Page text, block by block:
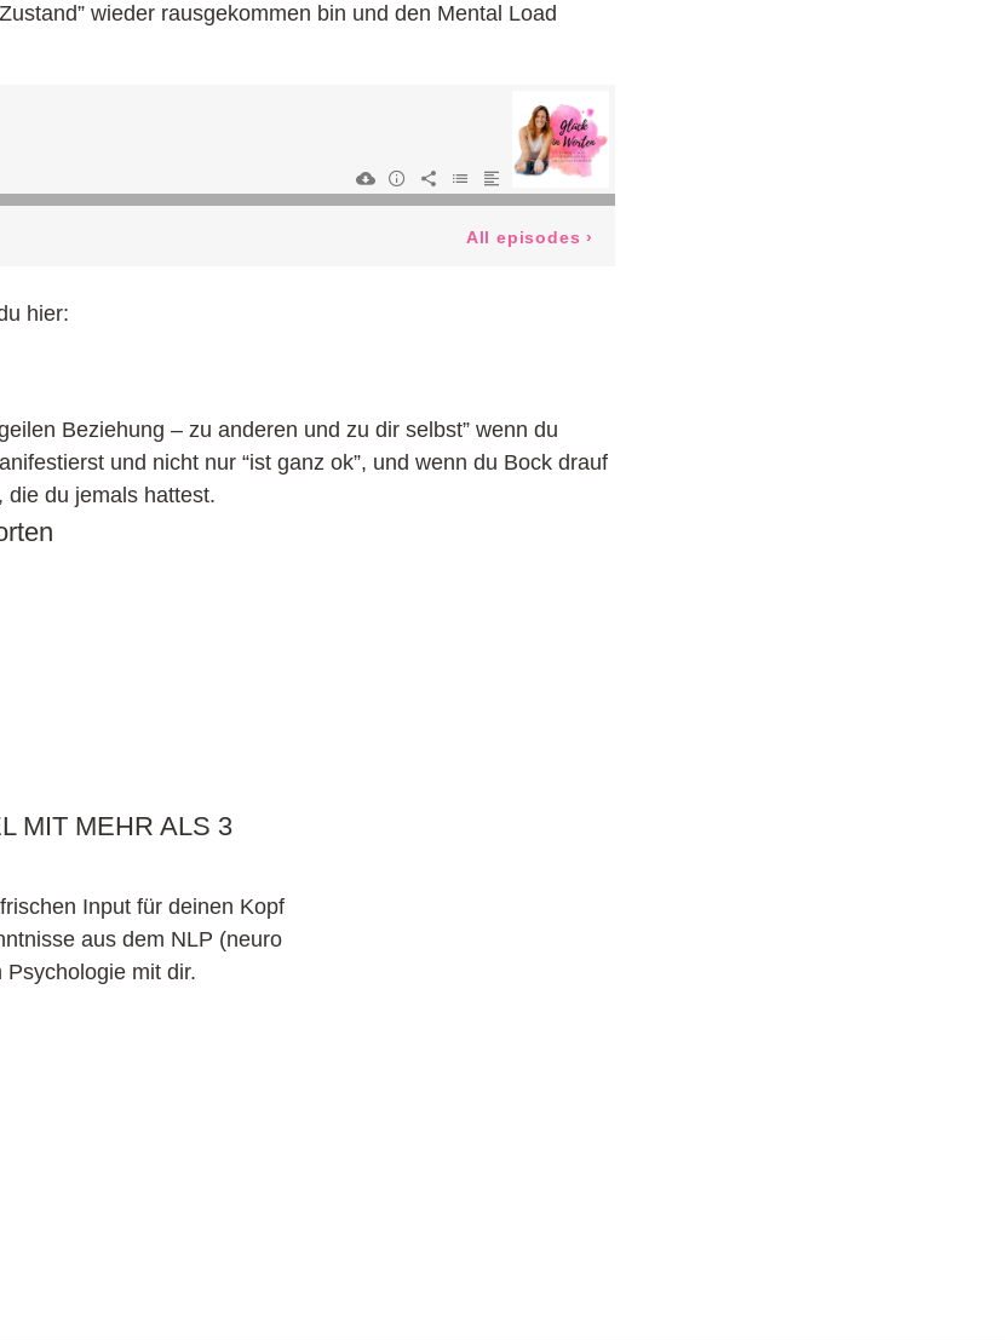
wieder rausgekommen bin und den Mental Load
hier:
Beziehung – zu anderen und zu dir selbst” wenn du
und nicht nur “ist ganz ok”, und wenn du Bock drauf
die du jemals hattest.
MIT MEHR ALS 3
Input für deinen Kopf
aus dem NLP (neuro
Psychologie mit dir.